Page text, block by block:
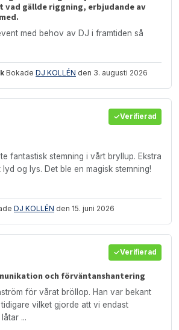
gällde riggning, erbjudande av
med behov av DJ i framtiden så
Bokade DJ KOLLÉN den 3. augusti 2026
Verifierad
fantastisk stemning i vårt bryllup. Ekstra
og lys. Det ble en magisk stemning!
DJ KOLLÉN den 15. juni 2026
Verifierad
och förväntanshantering
för vårat bröllop. Han var bekant
vilket gjorde att vi endast
...